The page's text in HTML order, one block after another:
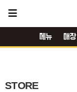
메뉴 매장
STORE